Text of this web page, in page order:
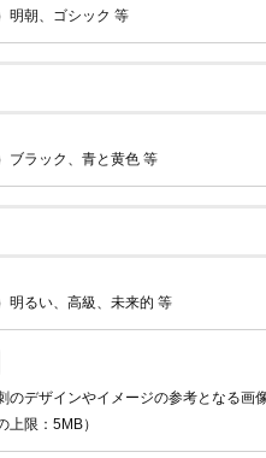
明朝、ゴシック 等
ブラック、青と黄色 等
明るい、高級、未来的 等
のデザインやイメージの参考となる画
上限：5MB）